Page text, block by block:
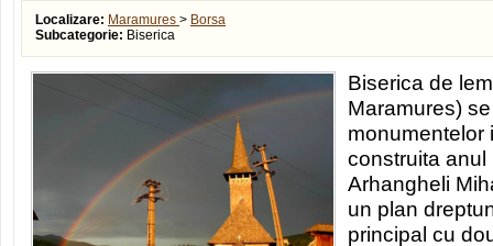
Localizare: Maramures > Borsa
Subcategorie: Biserica
Biserica de
Maramures)
monumentelor
construita anul
Arhangheli
un plan
principal cu